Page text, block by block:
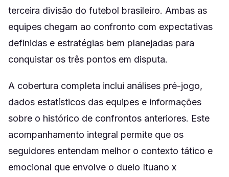
terceira divisão do futebol brasileiro. Ambas as
equipes chegam ao confronto com expectativas
definidas e estratégias bem planejadas para
conquistar os três pontos em disputa.
A cobertura completa inclui análises pré-jogo,
dados estatísticos das equipes e informações
sobre o histórico de confrontos anteriores. Este
acompanhamento integral permite que os
seguidores entendam melhor o contexto tático e
emocional que envolve o duelo Ituano x